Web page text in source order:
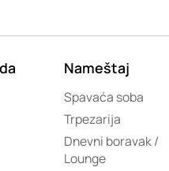
Nameštaj
Spavaća soba
Trpezarija
Dnevni boravak /
Lounge